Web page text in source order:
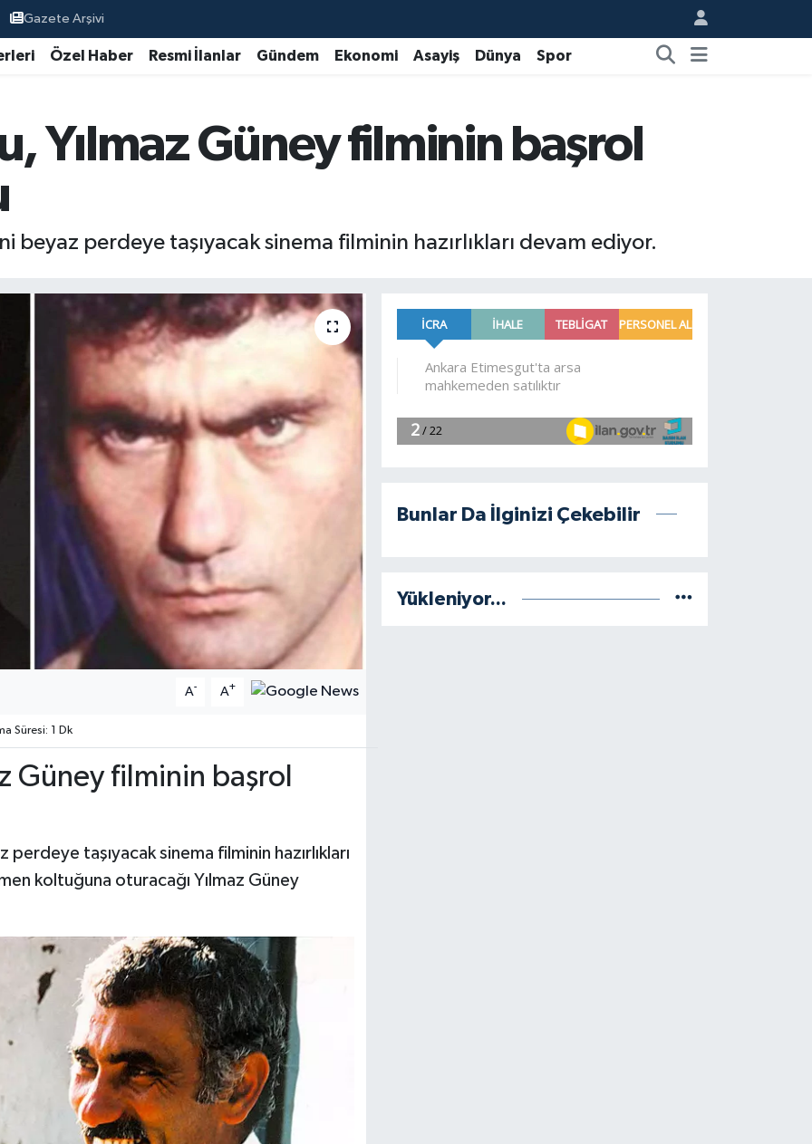
Gazete Arşivi
Özel Haber Resmi İlanlar Gündem Ekonomi Asayiş Dünya Spor
Yılmaz Güney filminin başrol
beyaz perdeye taşıyacak sinema filminin hazırlıkları devam ediyor.
A- A+
Süresi: 1 Dk
Güney filminin başrol
taşıyacak sinema filminin hazırlıkları
koltuğuna oturacağı Yılmaz Güney
Bunlar Da İlginizi Çekebilir
Yükleniyor...